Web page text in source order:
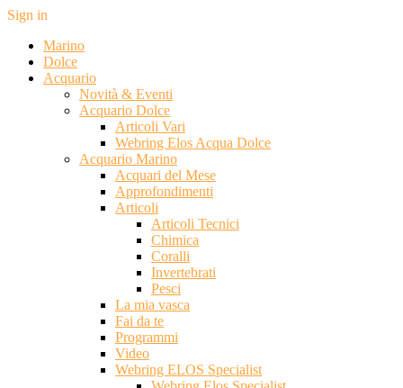
Sign in
Marino
Dolce
Acquario
Novità & Eventi
Acquario Dolce
Articoli Vari
Webring Elos Acqua Dolce
Acquario Marino
Acquari del Mese
Approfondimenti
Articoli
Articoli Tecnici
Chimica
Coralli
Invertebrati
Pesci
La mia vasca
Fai da te
Programmi
Video
Webring ELOS Specialist